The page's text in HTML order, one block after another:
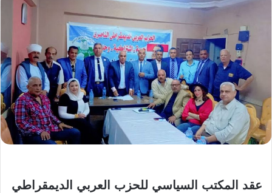
​عقد المكتب السياسي للحزب العربي الديمقراطي